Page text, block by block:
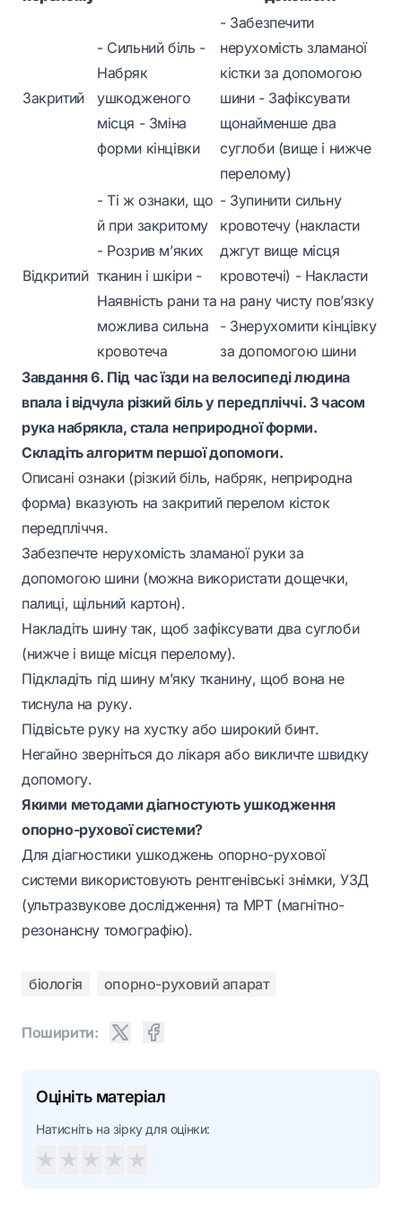
Закритий
- Сильний біль -
Набряк
ушкодженого
місця - Зміна
форми кінцівки
- Забезпечити
нерухомість зламаної
кістки за допомогою
шини - Зафіксувати
щонайменше два
суглоби (вище і нижче
перелому)
Відкритий
- Ті ж ознаки, що
й при закритому
- Розрив м’яких
тканин і шкіри -
Наявність рани та
можлива сильна
кровотеча
- Зупинити сильну
кровотечу (накласти
джгут вище місця
кровотечі) - Накласти
на рану чисту пов’язку
- Знерухомити кінцівку
за допомогою шини
Завдання 6. Під час їзди на велосипеді людина
впала і відчула різкий біль у передпліччі. З часом
рука набрякла, стала неприродної форми.
Складіть алгоритм першої допомоги.
Описані ознаки (різкий біль, набряк, неприродна
форма) вказують на закритий перелом кісток
передпліччя.
Забезпечте нерухомість зламаної руки за
допомогою шини (можна використати дощечки,
палиці, щільний картон).
Накладіть шину так, щоб зафіксувати два суглоби
(нижче і вище місця перелому).
Підкладіть під шину м’яку тканину, щоб вона не
тиснула на руку.
Підвісьте руку на хустку або широкий бинт.
Негайно зверніться до лікаря або викличте швидку
допомогу.
Якими методами діагностують ушкодження
опорно-рухової системи?
Для діагностики ушкоджень опорно-рухової
системи використовують рентгенівські знімки, УЗД
(ультразвукове дослідження) та МРТ (магнітно-
резонансну томографію).
біологія опорно-руховий апарат
Поширити:
Оцініть матеріал
Натисніть на зірку для оцінки:
★ ★ ★ ★ ★